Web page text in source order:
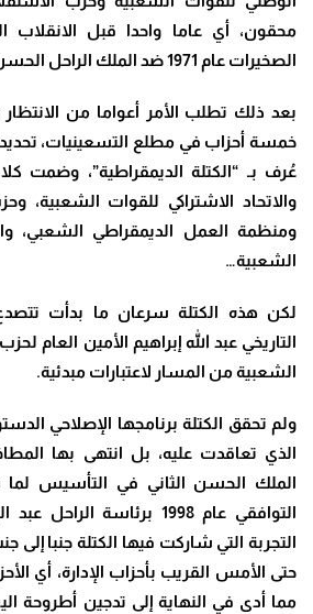
محقون، أي عاما واحدا قبل
الصخيرات عام 1971 ضد الملك الراحل الحسن الثاني.
بعد ذلك تطلب الأمر أعواما من الانتظار
عُرف بـ “الكتلة الديمقراطية”، وضمت
والاتحاد الاشتراكي للقوات الشعبية،
ومنظمة العمل الديمقراطي الشعبي،
الشعبية…
لكن هذه الكتلة سرعان ما بدأت
التاريخي عبد الله إبراهيم الأمين العام
الشعبية من المسار لاعتبارات مبدئية.
ولم تحقق الكتلة برنامجها الإصلاحي
الذي تعاقدت عليه، بل انتهى بها
الملك الحسن الثاني في التأسيس
التوافقي عام 1998 برئاسة
التجربة التي شاركت فيها الكتلة جنبا إلى
حتى الأمس القريب بأحزاب الإدارة، أي
مما أدى في النهاية إلى تدجين أطروحة